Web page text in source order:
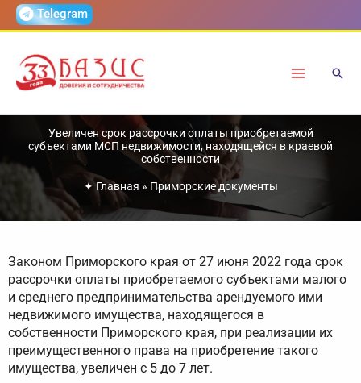
ПерейтиTelegram
Увеличен срок рассрочки оплаты приобретаемой
субъектами МСП недвижимости, находящейся в краевой
собственности
✦Главная » Приморские документы
Законом Приморского края от 27 июня 2022 года срок
рассрочки оплаты приобретаемого субъектами малого
и среднего предпринимательства арендуемого ими
недвижимого имущества, находящегося в
собственности Приморского края, при реализации их
преимущественного права на приобретение такого
имущества, увеличен с 5 до 7 лет.